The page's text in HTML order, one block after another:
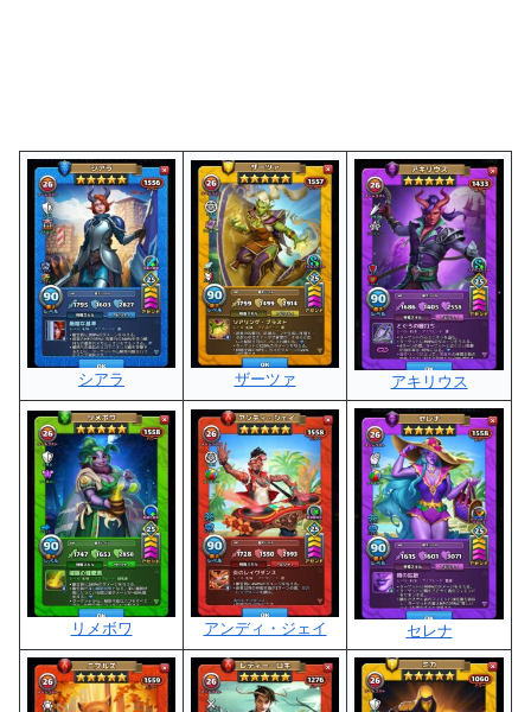
シアラ ザーツァ アキリウス
リメボワ アンディ・ジェイ セレナ